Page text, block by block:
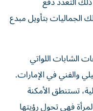
بتأويل مبدع
في الإمارات.
تستنطق الأمكنة
فهي تحول رؤيتها